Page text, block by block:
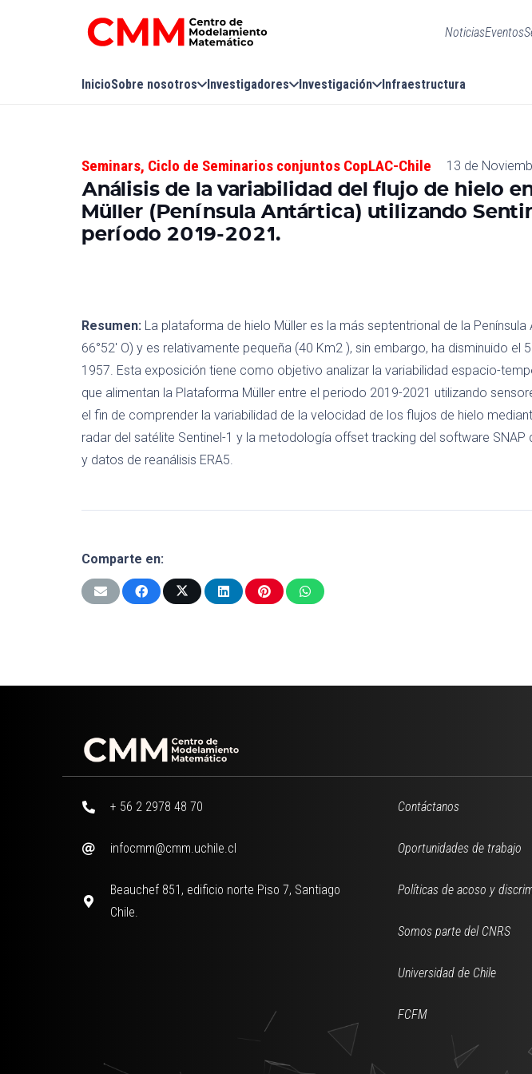
NoticiasEventos
InicioSobre nosotros Investigadores Investigación Infraestructura
Seminars, Ciclo de Seminarios conjuntos CopLAC-Chile 13 de
Análisis de la variabilidad del flujo de hielo
Müller (Península Antártica) utilizando
período 2019-2021.
Resumen: La plataforma de hielo Müller es la más septentrional de la Península
66°52′ O) y es relativamente pequeña (40 Km2 ), sin embargo, ha disminuido el
1957. Esta exposición tiene como objetivo analizar la variabilidad espacio-
que alimentan la Plataforma Müller entre el periodo 2019-2021 utilizando
el fin de comprender la variabilidad de la velocidad de los flujos de hielo
radar del satélite Sentinel-1 y la metodología offset tracking del software SNAP
y datos de reanálisis ERA5.
Comparte en:
+ 56 2 2978 48 70
infocmm@cmm.uchile.cl
Beauchef 851, edificio norte Piso 7, Santiago
Chile.
Contáctanos
Oportunidades de trabajo
Políticas de acoso y
Somos parte del CNRS
Universidad de Chile
FCFM